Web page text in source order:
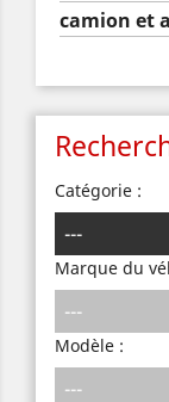
camion et
Catégorie :
Marque du
Modèle :